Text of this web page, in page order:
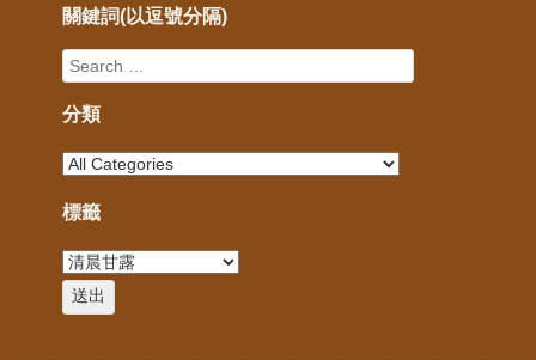
關鍵詞(以逗號分隔)
分類
標籤